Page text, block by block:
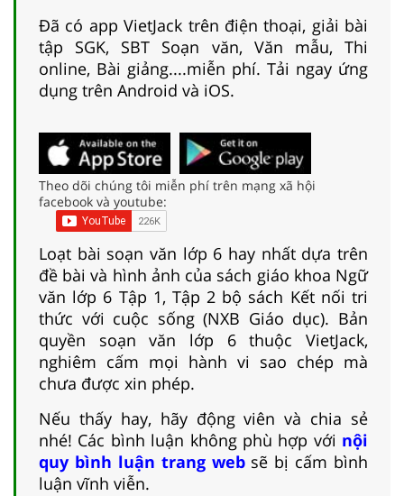
Đã có app VietJack trên điện thoại, giải bài
tập SGK, SBT Soạn văn, Văn mẫu, Thi
online, Bài giảng....miễn phí. Tải ngay ứng
dụng trên Android và iOS.
Theo dõi chúng tôi miễn phí trên mạng xã hội
facebook và youtube:
Loạt bài soạn văn lớp 6 hay nhất dựa trên
đề bài và hình ảnh của sách giáo khoa Ngữ
văn lớp 6 Tập 1, Tập 2 bộ sách Kết nối tri
thức với cuộc sống (NXB Giáo dục). Bản
quyền soạn văn lớp 6 thuộc VietJack,
nghiêm cấm mọi hành vi sao chép mà
chưa được xin phép.
Nếu thấy hay, hãy động viên và chia sẻ
nhé! Các bình luận không phù hợp với nội
quy bình luận trang websẽ bị cấm bình
luận vĩnh viễn.